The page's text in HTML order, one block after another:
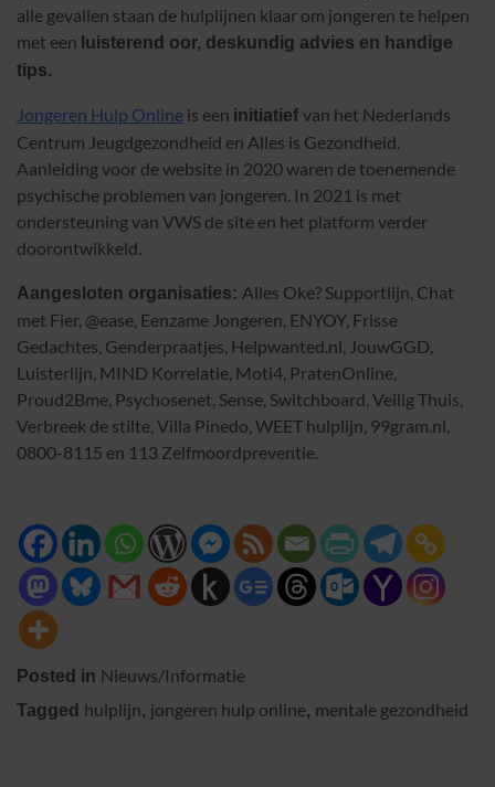
alle gevallen staan de hulplijnen klaar om jongeren te helpen
met een luisterend oor, deskundig advies en handige
tips.
Jongeren Hulp Online is een initiatief van het Nederlands
Centrum Jeugdgezondheid en Alles is Gezondheid.
Aanleiding voor de website in 2020 waren de toenemende
psychische problemen van jongeren. In 2021 is met
ondersteuning van VWS de site en het platform verder
doorontwikkeld.
Aangesloten organisaties: Alles Oke? Supportlijn, Chat
met Fier, @ease, Eenzame Jongeren, ENYOY, Frisse
Gedachtes, Genderpraatjes, Helpwanted.nl, JouwGGD,
Luisterlijn, MIND Korrelatie, Moti4, PratenOnline,
Proud2Bme, Psychosenet, Sense, Switchboard, Veilig Thuis,
Verbreek de stilte, Villa Pinedo, WEET hulplijn, 99gram.nl,
0800-8115 en 113 Zelfmoordpreventie.
Posted in Nieuws/Informatie
Tagged hulplijn, jongeren hulp online, mentale gezondheid